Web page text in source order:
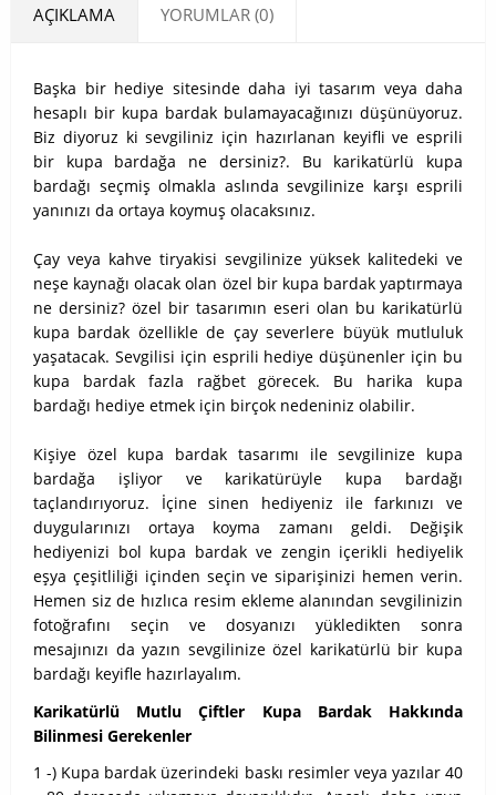
AÇIKLAMA YORUMLAR (0)
Başka bir hediye sitesinde daha iyi tasarım veya daha
hesaplı bir kupa bardak bulamayacağınızı düşünüyoruz.
Biz diyoruz ki sevgiliniz için hazırlanan keyifli ve esprili
bir kupa bardağa ne dersiniz?. Bu karikatürlü kupa
bardağı seçmiş olmakla aslında sevgilinize karşı esprili
yanınızı da ortaya koymuş olacaksınız.
Çay veya kahve tiryakisi sevgilinize yüksek kalitedeki ve
neşe kaynağı olacak olan özel bir kupa bardak yaptırmaya
ne dersiniz? özel bir tasarımın eseri olan bu karikatürlü
kupa bardak özellikle de çay severlere büyük mutluluk
yaşatacak. Sevgilisi için esprili hediye düşünenler için bu
kupa bardak fazla rağbet görecek. Bu harika kupa
bardağı hediye etmek için birçok nedeniniz olabilir.
Kişiye özel kupa bardak tasarımı ile sevgilinize kupa
bardağa işliyor ve karikatürüyle kupa bardağı
taçlandırıyoruz. İçine sinen hediyeniz ile farkınızı ve
duygularınızı ortaya koyma zamanı geldi. Değişik
hediyenizi bol kupa bardak ve zengin içerikli hediyelik
eşya çeşitliliği içinden seçin ve siparişinizi hemen verin.
Hemen siz de hızlıca resim ekleme alanından sevgilinizin
fotoğrafını seçin ve dosyanızı yükledikten sonra
mesajınızı da yazın sevgilinize özel karikatürlü bir kupa
bardağı keyifle hazırlayalım.
Karikatürlü Mutlu Çiftler Kupa Bardak Hakkında
Bilinmesi Gerekenler
1 -) Kupa bardak üzerindeki baskı resimler veya yazılar 40